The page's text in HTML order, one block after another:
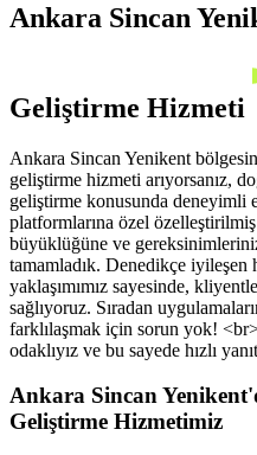
Ankara Sincan
Geliştirme Hizmeti
Ankara Sincan Yenikent
geliştirme hizmeti arıyorsanız,
geliştirme konusunda
platformlarına özel
büyüklüğüne ve
tamamladık. Denedikçe iyileşen
yaklaşımımız sayesinde,
sağlıyoruz. Sıradan
farklılaşmak için sorun yok!
odaklıyız ve bu sayede hızlı
Ankara Sincan
Geliştirme Hizmetimiz